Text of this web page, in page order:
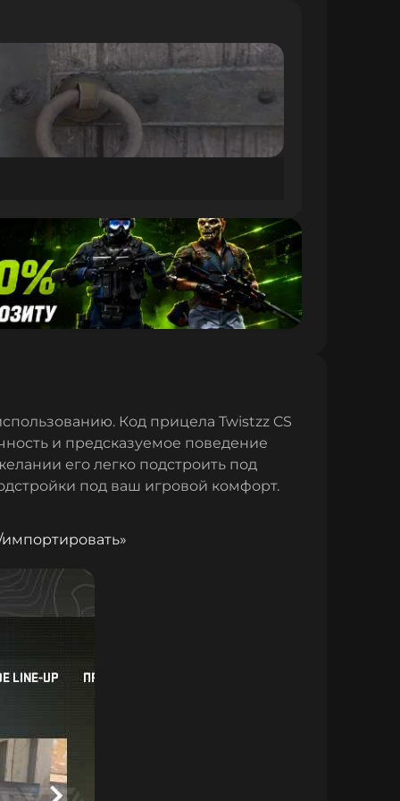
Код прицела Twistzz CS
и предсказуемое поведение
его легко подстроить под
под ваш игровой комфорт.